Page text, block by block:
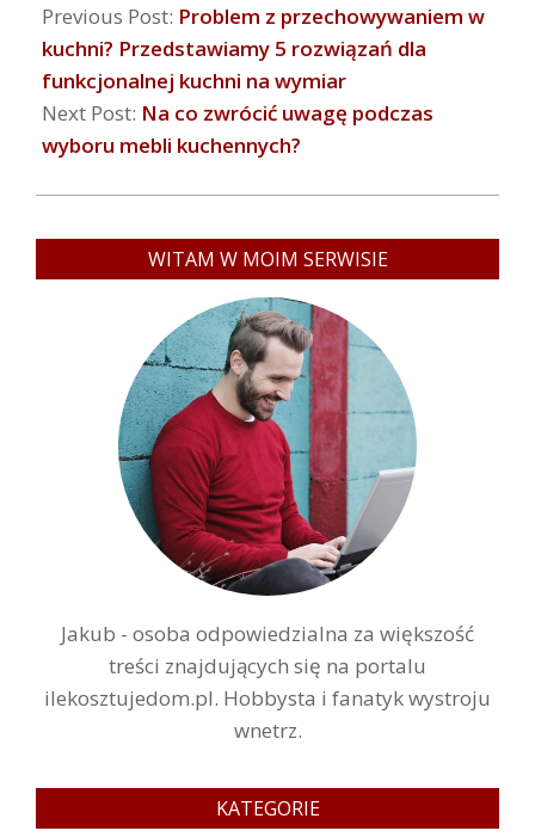
Previous Post: Problem z przechowywaniem w
kuchni? Przedstawiamy 5 rozwiązań dla
funkcjonalnej kuchni na wymiar
Next Post: Na co zwrócić uwagę podczas
wyboru mebli kuchennych?
WITAM W MOIM SERWISIE
Jakub - osoba odpowiedzialna za większość
treści znajdujących się na portalu
ilekosztujedom.pl. Hobbysta i fanatyk wystroju
wnetrz.
KATEGORIE